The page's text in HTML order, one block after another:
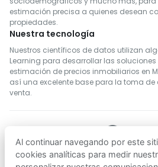
estimación precisa a quienes desean
propiedades.
Nuestra tecnología
Nuestros científicos de datos utilizan
Learning para desarrollar las
estimación de precios inmobiliarios en
así una excelente base para la toma
venta.
SÍGUENOS
Al continuar navegando por este
cookies analíticas para medir